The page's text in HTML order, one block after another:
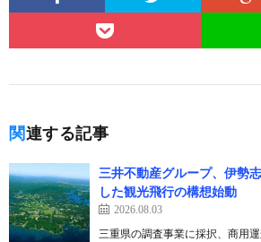
関連する記事
三井不動産グループ、伊勢
した観光飛行の構想始動
2026.08.03
三重県の調査事業に採択、商用